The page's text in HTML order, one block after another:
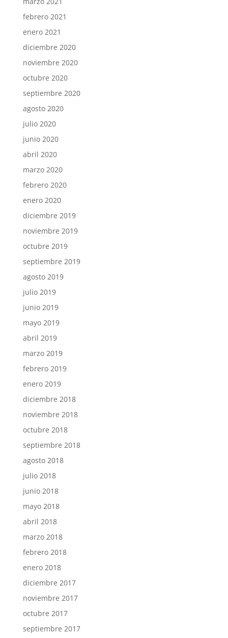
febrero 2021
enero 2021
diciembre 2020
noviembre 2020
octubre 2020
septiembre 2020
agosto 2020
julio 2020
junio 2020
abril 2020
marzo 2020
febrero 2020
enero 2020
diciembre 2019
noviembre 2019
octubre 2019
septiembre 2019
agosto 2019
julio 2019
junio 2019
mayo 2019
abril 2019
marzo 2019
febrero 2019
enero 2019
diciembre 2018
noviembre 2018
octubre 2018
septiembre 2018
agosto 2018
julio 2018
junio 2018
mayo 2018
abril 2018
marzo 2018
febrero 2018
enero 2018
diciembre 2017
noviembre 2017
octubre 2017
septiembre 2017